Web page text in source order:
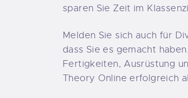
sparen Sie Zeit im
Melden Sie sich auch für
dass Sie es gemacht
Fertigkeiten, Ausrüstung
Theory Online erfolgreich